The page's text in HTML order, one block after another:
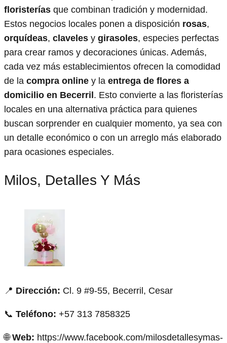
floristerías que combinan tradición y modernidad.
Estos negocios locales ponen a disposición rosas,
orquídeas, claveles y girasoles, especies perfectas
para crear ramos y decoraciones únicas. Además,
cada vez más establecimientos ofrecen la comodidad
de la compra online y la entrega de flores a
domicilio en Becerril . Esto convierte a las floristerías
locales en una alternativa práctica para quienes
buscan sorprender en cualquier momento, ya sea con
un detalle económico o con un arreglo más elaborado
para ocasiones especiales.
Milos, Detalles Y Más
📍 Dirección: Cl. 9 #9-55, Becerril, Cesar
📞 Teléfono: +57 313 7858325
🌐Web: https://www.facebook.com/milosdetallesymas-